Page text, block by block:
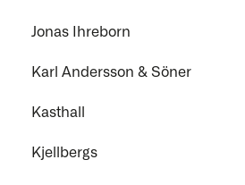
Jonas Ihreborn
Karl Andersson & Söner
Kasthall
Kjellbergs